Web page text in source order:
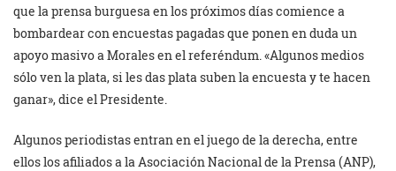
que la prensa burguesa en los próximos días comience a
bombardear con encuestas pagadas que ponen en duda un
apoyo masivo a Morales en el referéndum. «Algunos medios
sólo ven la plata, si les das plata suben la encuesta y te hacen
ganar», dice el Presidente.
Algunos periodistas entran en el juego de la derecha, entre
ellos los afiliados a la Asociación Nacional de la Prensa (ANP),